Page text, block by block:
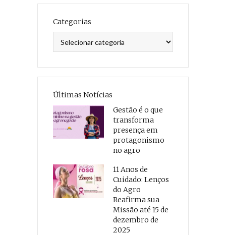
Categorias
Últimas Notícias
Gestão é o que
transforma
presença em
protagonismo
no agro
11 Anos de
Cuidado: Lenços
do Agro
Reafirma sua
Missão até 15 de
dezembro de
2025